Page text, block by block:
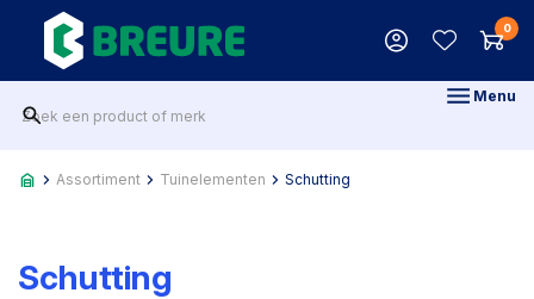
0
Menu
Assortiment Tuinelementen Schutting
Schutting